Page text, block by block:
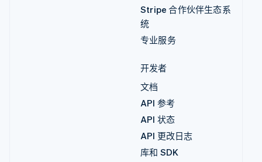
Stripe 合作伙伴生态系
统
专业服务
开发者
文档
API 参考
API 状态
API 更改日志
库和 SDK